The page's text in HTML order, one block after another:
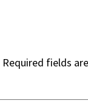
Required fields